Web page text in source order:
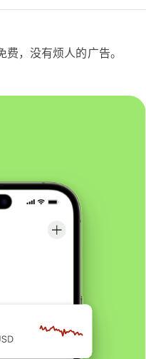
，没有烦人的广告。